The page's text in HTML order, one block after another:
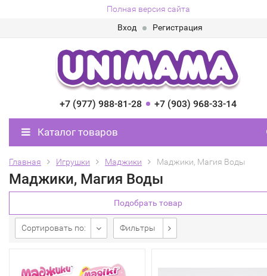
Полная версия сайта
Вход
Регистрация
+7 (977) 988-81-28 +7 (903) 968-33-14
Каталог товаров
Главная Игрушки Маджики Маджики, Магия Воды
Маджики, Магия Воды
Подобрать товар
Сортировать по: Фильтры